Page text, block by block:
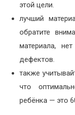
этой цели.
лучший
обратите
материала,
дефектов.
также
что
ребёнка — это